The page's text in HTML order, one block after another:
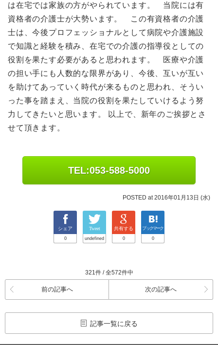
は在宅では家族の方がやられています。 当院には有
資格者の介護士が大勢います。 この有資格者の介護
士は、今後プロフェッショナルとして病院や介護施設
で知識と経験を積み、在宅での介護の指導役としての
役割を果たす必要があると思われます。 医療や介護
の担い手にも人数的な限界があり、今後、互いが互い
を助けてあっていく時代が来るものと思われ、そうい
った事を踏まえ、当院の役割を果たしていけるよう努
力してきたいと思います。 以上で、新年のご挨拶とさ
せて頂きます。
TEL:053-588-5000
POSTED at 2016年01月13日 (水)
シェア
0
Tweet
undefined
共有する
0
ブックマーク
0
321件 / 全572件中
前の記事へ 次の記事へ
記事一覧に戻る